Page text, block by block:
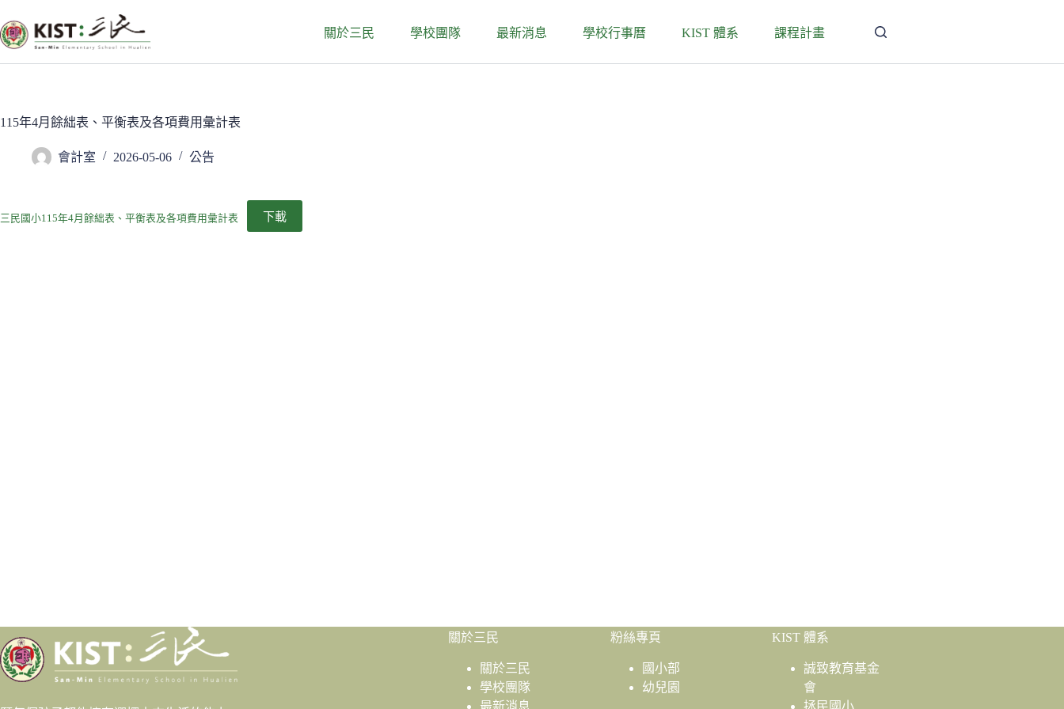
至
主
要
關於三民 學校團隊 最新消息 學校行事曆 KIST 體系 課程計畫
115年4月餘絀表、平衡表及各項費用彙計表
會計室 2026-05-06 公告
三民國小115年4月餘絀表、平衡表及各項費用彙計表 下載
關於三民
關於三民
學校團隊
最新消息
粉絲專頁
國小部
幼兒園
KIST 體系
誠致教育基金
會
拯民國小